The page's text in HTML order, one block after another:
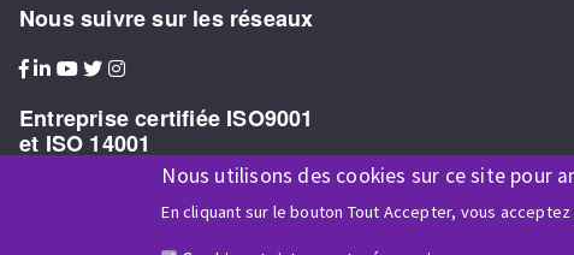
Nous utilisons des cookies sur ce site pour
En cliquant sur le bouton Tout Accepter, vous
Nous suivre sur les réseaux
Entreprise certifiée ISO9001
et ISO 14001